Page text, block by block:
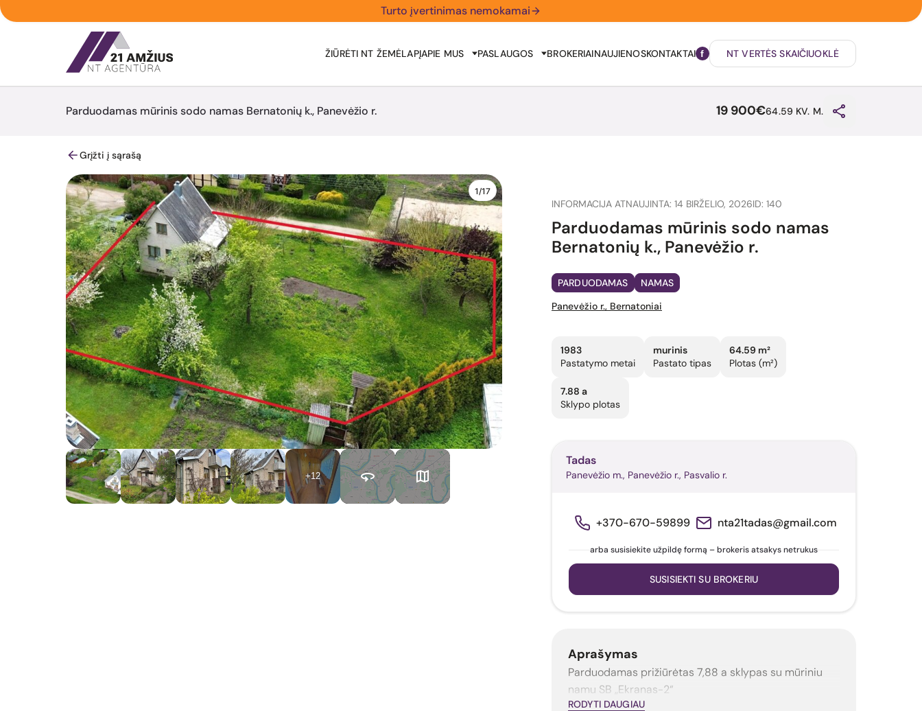
Turto įvertinimas nemokamai
ŽIŪRĖTI NT ŽEMĖLAPĮAPIE MUS PASLAUGOS BROKERIAINAUJIENOSKONTAKTAI NT VERTĖS SKAIČIUOKLĖ
Parduodamas mūrinis sodo namas Bernatonių k., Panevėžio r. 19 900€64.59 KV. M.
Grįžti į sąrašą
1/17
+12
INFORMACIJA ATNAUJINTA: 14 BIRŽELIO, 2026ID: 140
Parduodamas mūrinis sodo namas
Bernatonių k., Panevėžio r.
PARDUODAMAS
NAMAS
Panevėžio r., Bernatoniai
1983
Pastatymo metai
murinis
Pastato tipas
64.59 m²
Plotas (m²)
7.88 a
Sklypo plotas
Tadas
Panevėžio m., Panevėžio r., Pasvalio r.
+370-670-59899 nta21tadas@gmail.com
arba susisiekite užpildę formą – brokeris atsakys netrukus
SUSISIEKTI SU BROKERIU
Aprašymas
Parduodamas prižiūrėtas 7,88 a sklypas su mūriniu
namu SB „Ekranas-2“
RODYTI DAUGIAU